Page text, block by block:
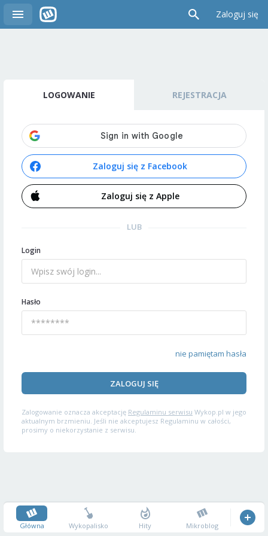
Zaloguj się
LOGOWANIE REJESTRACJA
Zaloguj się z Facebook
Zaloguj się z Apple
LUB
Login
Hasło
nie pamiętam hasła
ZALOGUJ SIĘ
Zalogowanie oznacza akceptację Regulaminu serwisu Wykop.pl w jego
aktualnym brzmieniu. Jeśli nie akceptujesz Regulaminu w całości,
prosimy o niekorzystanie z serwisu.
Główna Wykopalisko Hity Mikroblog